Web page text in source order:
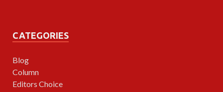
CATEGORIES
Blog
Column
Editors Choice